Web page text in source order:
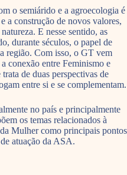
o semiárido e a agroecologia é
a construção de novos valores,
E nesse sentido, as
durante séculos, o papel de
região. Com isso, o GT vem
conexão entre Feminismo e
de duas perspectivas de
entre si e se complementam.
no país e principalmente
os temas relacionados à
Mulher como principais pontos
atuação da ASA.